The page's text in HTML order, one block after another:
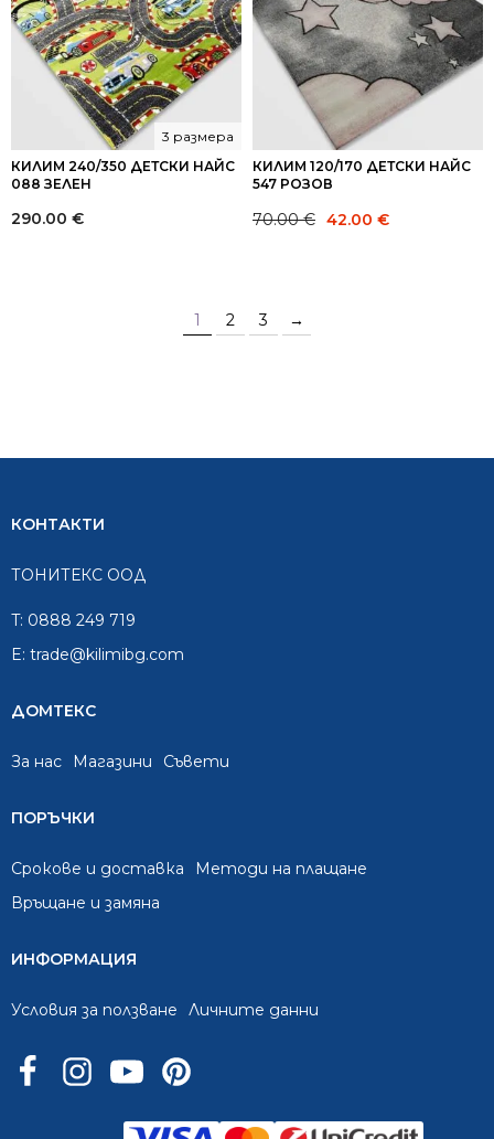
КИЛИМ 240/350 ДЕТСКИ НАЙС
088 ЗЕЛЕН
3 размера
290.00 €
КИЛИМ 120/170 ДЕТСКИ НАЙС
547 РОЗОВ
70.00€
Original42.00 €
Current
1 2 3 →
КОНТАКТИ
ТОНИТЕКС ООД
T: 0888 249 719
E: trade@kilimibg.com
ДОМТЕКС
За нас Mагазини Съвети
ПОРЪЧКИ
Срокове и доставка
Методи на плащане
Връщане и замяна
ИНФОРМАЦИЯ
Условия за ползване Личните данни